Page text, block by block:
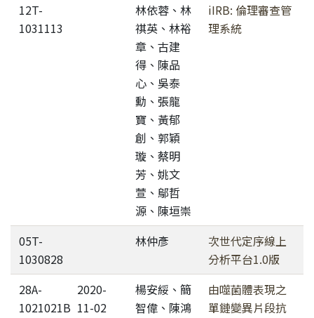
12T-
1031113
林依蓉、林
祺英、林裕
章、古建
得、陳品
心、吳泰
勳、張龍
寶、黃郁
創、郭穎
璇、蔡明
芳、姚文
萱、鄔哲
源、陳垣崇
iIRB: 倫理審查管
理系統
05T-
1030828
林仲彥
次世代定序線上
分析平台1.0版
28A-
1021021B
2020-
11-02
楊安綏、簡
智偉、陳鴻
由噬菌體表現之
單鏈變異片段抗